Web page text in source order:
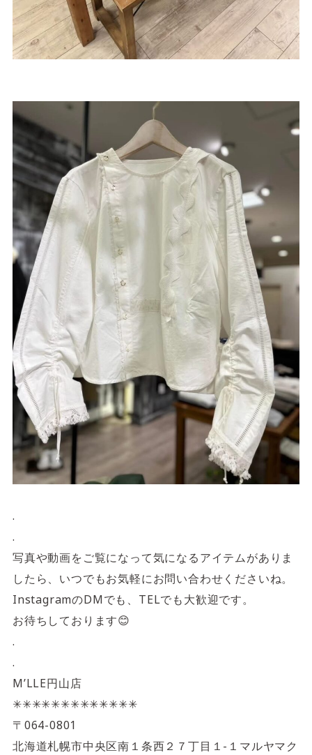
.
.
写真や動画をご覧になって気になるアイテムがありま
したら、いつでもお気軽にお問い合わせくださいね。
InstagramのDMでも、TELでも大歓迎です。
お待ちしております😊
.
.
M’LLE円山店
✳︎✳︎✳︎✳︎✳︎✳︎✳︎✳︎✳︎✳︎✳︎✳︎✳︎
〒064-0801
北海道札幌市中央区南１条西２７丁目１-１マルヤマク